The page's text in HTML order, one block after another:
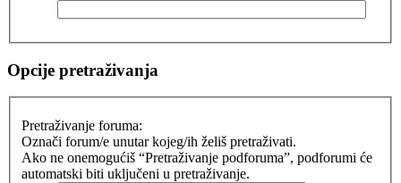
Opcije pretraživanja
Pretraživanje foruma:
Označi forum/e unutar kojeg/ih želiš pretraživati.
Ako ne onemogućiš “Pretraživanje podforuma”, podforumi će
automatski biti uključeni u pretraživanje.